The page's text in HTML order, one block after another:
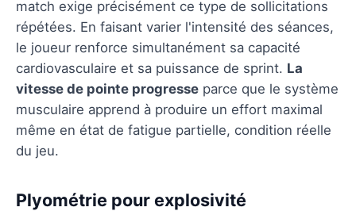
match exige précisément ce type de sollicitations
répétées. En faisant varier l'intensité des séances,
le joueur renforce simultanément sa capacité
cardiovasculaire et sa puissance de sprint. La
vitesse de pointe progresse parce que le système
musculaire apprend à produire un effort maximal
même en état de fatigue partielle, condition réelle
du jeu.
Plyométrie pour explosivité